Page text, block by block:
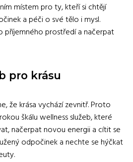
místem pro ty, kteří si chtějí
a péči o své tělo i mysl.
prostředí a načerpat
pro krásu
že krása vychází zevnitř. Proto
škálu wellness služeb, které
načerpat novou energii a cítit se
odpočinek a nechte se hýčkat